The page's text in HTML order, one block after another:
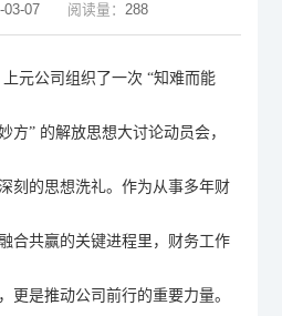
03-07 阅读量： 288
上元公司组织了一次 “知难而能
方” 的解放思想大讨论动员会，
刻的思想洗礼。作为从事多年财
合共赢的关键进程里，财务工作
更是推动公司前行的重要力量。